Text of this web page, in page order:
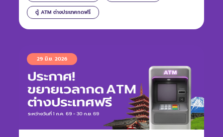
ตู้ ATM ต่างประเทศกดฟรี
29 มิ.ย. 2026